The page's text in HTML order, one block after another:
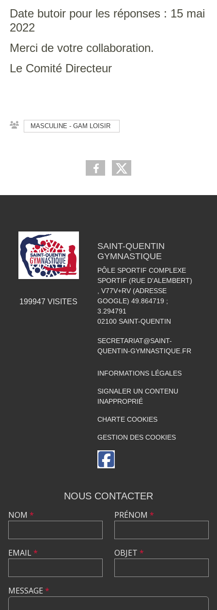
Date butoir pour les réponses : 15 mai
2022
Merci de votre collaboration.
Le Comité Directeur
MASCULINE - GAM LOISIR
199947 VISITES
SAINT-QUENTIN
GYMNASTIQUE
PÔLE SPORTIF COMPLEXE
SPORTIF (RUE D'ALEMBERT)
, V77V+RV (ADRESSE
GOOGLE) 49.864719 ;
3.294791
02100 SAINT-QUENTIN
SECRETARIAT@SAINT-
QUENTIN-GYMNASTIQUE.FR
INFORMATIONS LÉGALES
SIGNALER UN CONTENU
INAPPROPRIÉ
CHARTE COOKIES
GESTION DES COOKIES
NOUS CONTACTER
NOM *
EMAIL*
PRÉNOM *
OBJET *
MESSAGE *